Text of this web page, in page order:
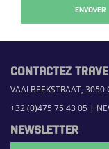
ENVOYER
CONTACTEZ
VAALBEEKSTRAAT, 3050
+32 (0)475 75 43 05 |
NEWSLETTER